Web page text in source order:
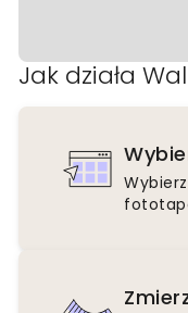
Jak działa